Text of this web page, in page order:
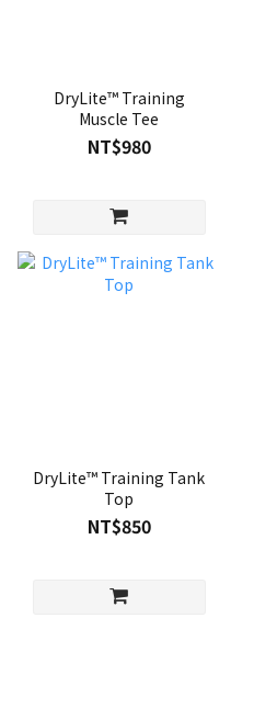
DryLite™ Training
Muscle Tee
NT$980
DryLite™ Training Tank
Top
NT$850